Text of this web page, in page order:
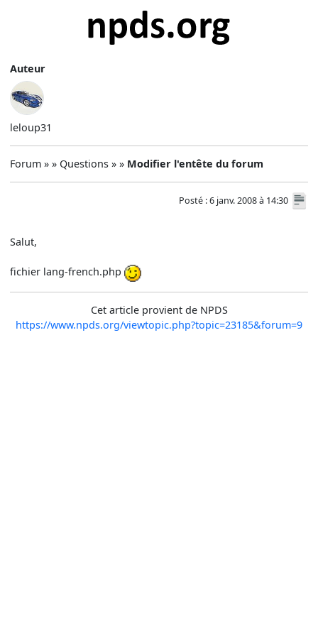
Auteur
leloup31
Forum » » Questions » » Modifier l'entête du forum
Posté : 6 janv. 2008 à 14:30
Salut,
fichier lang-french.php
Cet article provient de NPDS
https://www.npds.org/viewtopic.php?topic=23185&forum=9